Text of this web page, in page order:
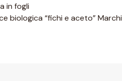
in fogli
biologica “fichi e aceto” Marchi